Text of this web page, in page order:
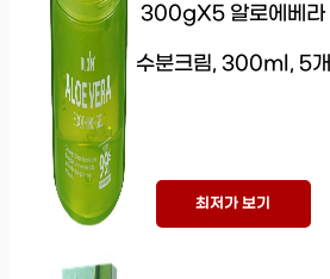
300gX5 알로에베라
수분크림, 300ml, 5개
최저가 보기